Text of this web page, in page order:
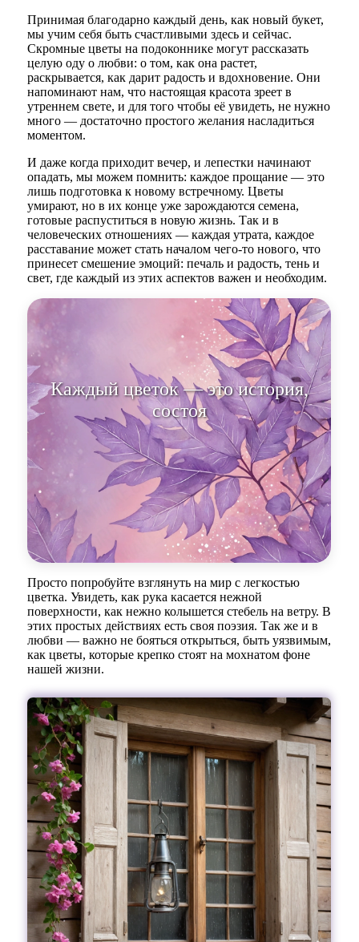
Принимая благодарно каждый день, как новый букет,
мы учим себя быть счастливыми здесь и сейчас.
Скромные цветы на подоконнике могут рассказать
целую оду о любви: о том, как она растет,
раскрывается, как дарит радость и вдохновение. Они
напоминают нам, что настоящая красота зреет в
утреннем свете, и для того чтобы её увидеть, не нужно
много — достаточно простого желания насладиться
моментом.
И даже когда приходит вечер, и лепестки начинают
опадать, мы можем помнить: каждое прощание — это
лишь подготовка к новому встречному. Цветы
умирают, но в их конце уже зарождаются семена,
готовые распуститься в новую жизнь. Так и в
человеческих отношениях — каждая утрата, каждое
расставание может стать началом чего-то нового, что
принесет смешение эмоций: печаль и радость, тень и
свет, где каждый из этих аспектов важен и необходим.
Каждый цветок — это история,
состоящая из тысяч мгновений.
Просто попробуйте взглянуть на мир с легкостью
цветка. Увидеть, как рука касается нежной
поверхности, как нежно колышется стебель на ветру. В
этих простых действиях есть своя поэзия. Так же и в
любви — важно не бояться открыться, быть уязвимым,
как цветы, которые крепко стоят на мохнатом фоне
нашей жизни.